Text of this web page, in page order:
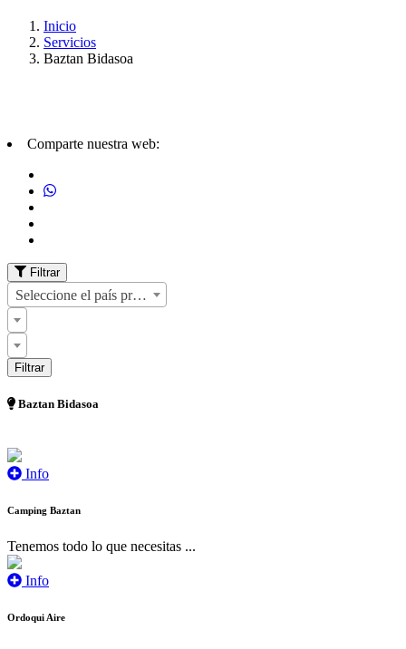
Inicio
Servicios
Baztan Bidasoa
Comparte nuestra web:
Filtrar
Seleccione el país primero
Baztan Bidasoa
Info
Camping Baztan
Tenemos todo lo que necesitas ...
Info
Ordoqui Aire